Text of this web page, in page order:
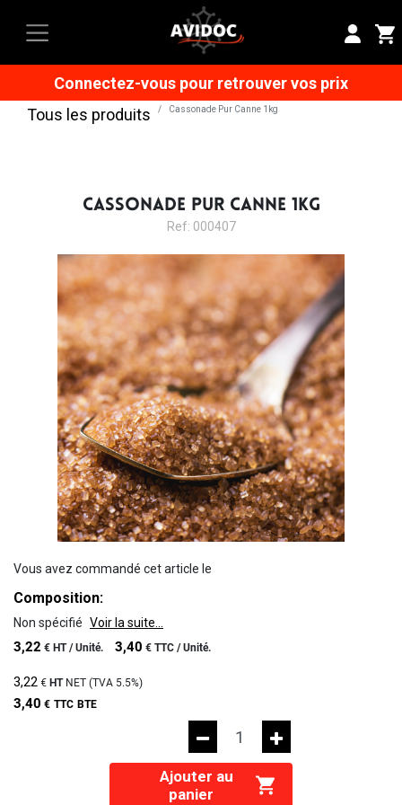
Connectez-vous pour retrouver vos prix
Tous les produits
Cassonade Pur Canne 1kg
CASSONADE PUR CANNE 1KG
Ref: 000407
Vous avez commandé cet article le
Composition:
Non spécifié Voir la suite...
3,22 € HT /Unité. 3,40 € TTC /Unité.
3,22 € HTNET (TVA 5.5%)
3,40 € TTC BTE
Ajouter au
panier